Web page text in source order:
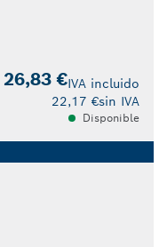
26,83 €IVA incluido
22,17 €sin IVA
Disponible